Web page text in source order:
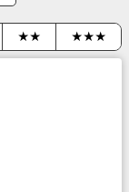
★★ ★★★